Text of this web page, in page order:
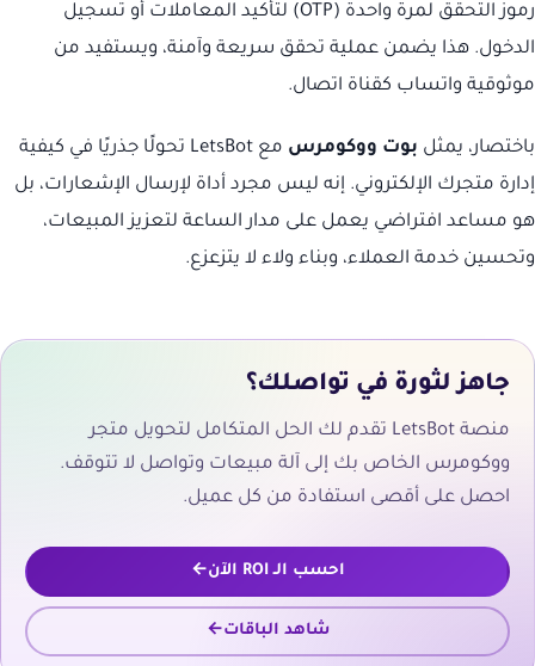
رموز التحقق لمرة واحدة (OTP) لتأكيد المعاملات أو تسجيل
الدخول. هذا يضمن عملية تحقق سريعة وآمنة، ويستفيد من
موثوقية واتساب كقناة اتصال.
باختصار، يمثل بوت ووكومرس
مع LetsBot تحولًا جذريًا في كيفية
إدارة متجرك الإلكتروني. إنه ليس مجرد أداة لإرسال الإشعارات، بل
هو مساعد افتراضي يعمل على مدار الساعة لتعزيز المبيعات،
وتحسين خدمة العملاء، وبناء ولاء لا يتزعزع.
جاهز لثورة في تواصلك؟
منصة LetsBot تقدم لك الحل المتكامل لتحويل متجر
ووكومرس الخاص بك إلى آلة مبيعات وتواصل لا تتوقف.
احصل على أقصى استفادة من كل عميل.
احسب الـ ROI الآن
شاهد الباقات